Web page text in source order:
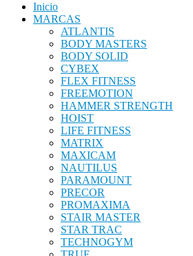
Inicio
MARCAS
ATLANTIS
BODY MASTERS
BODY SOLID
CYBEX
FLEX FITNESS
FREEMOTION
HAMMER STRENGTH
HOIST
LIFE FITNESS
MATRIX
MAXICAM
NAUTILUS
PARAMOUNT
PRECOR
PROMAXIMA
STAIR MASTER
STAR TRAC
TECHNOGYM